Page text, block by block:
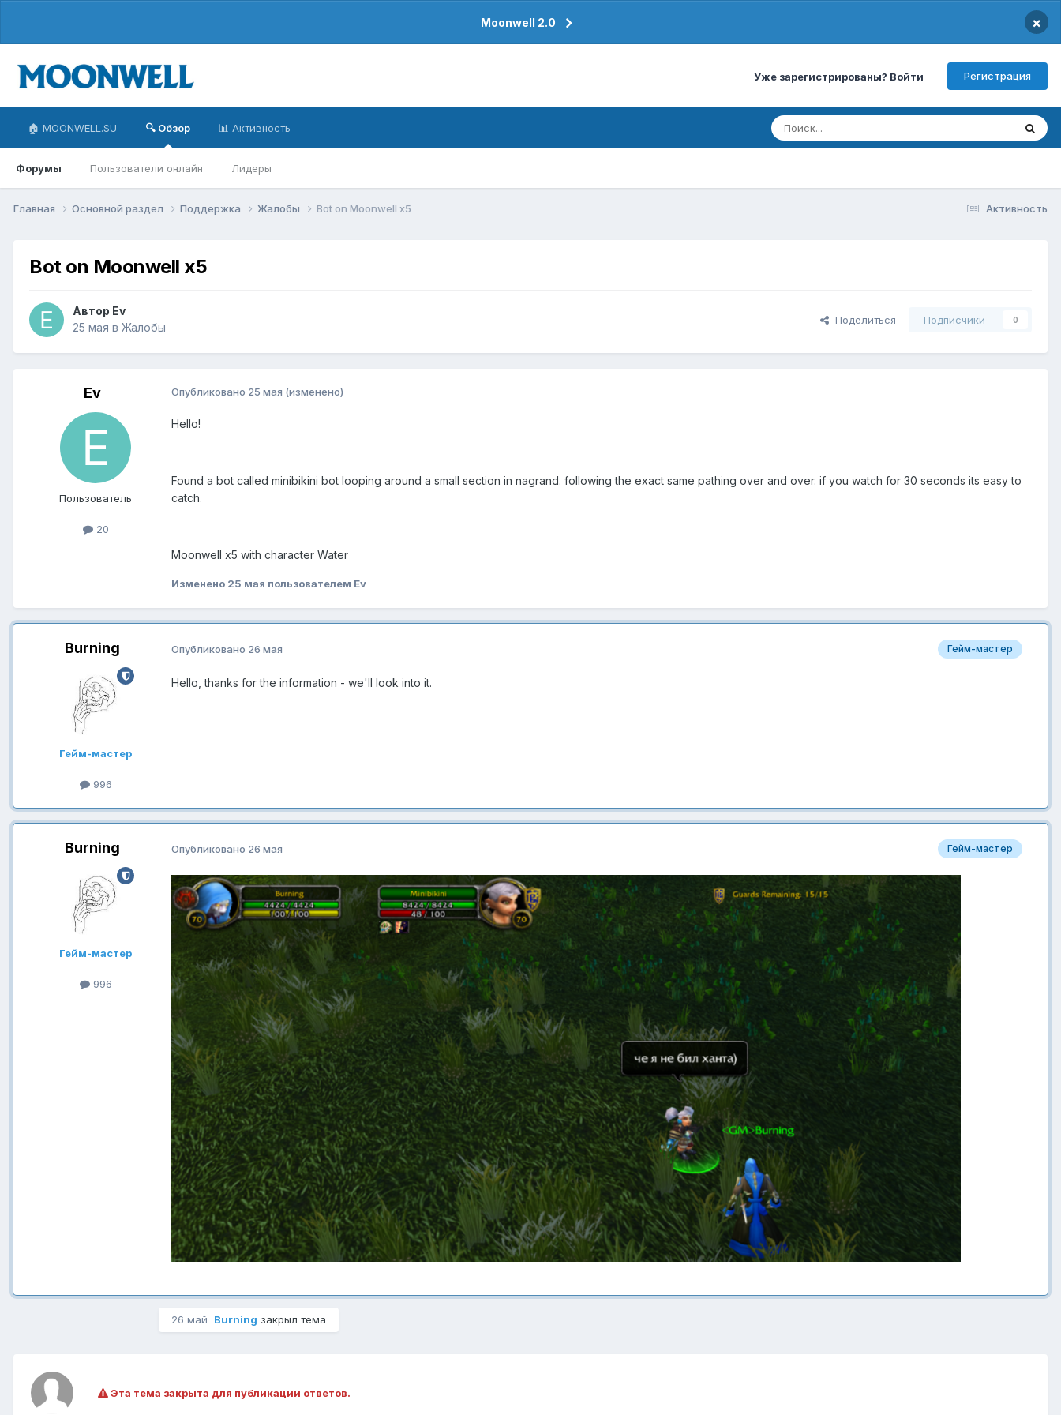
Moonwell 2.0 ×
Уже зарегистрированы? Войти Регистрация
🏠 MOONWELL.SU 🔍 Обзор
Форумы Пользователи онлайн Лидеры
📊 Активность
Активность
Главная Основной раздел Поддержка Жалобы Bot on Moonwell x5
Bot on Moonwell x5
Автор Ev
25 мая в Жалобы
Поделиться Подписчики 0
Ev
Пользователь
20
Опубликовано 25 мая (изменено)
Hello!
Found a bot called minibikini bot looping around a small section in nagrand. following the exact same pathing over and over. if you watch for 30 seconds its easy to
catch.
Moonwell x5 with character Water
Изменено 25 мая пользователем Ev
Burning
Гейм-мастер
996
Гейм-мастер
Опубликовано 26 мая
Hello, thanks for the information - we'll look into it.
Burning
Гейм-мастер
996
Гейм-мастер
Опубликовано 26 мая
26 май Burning закрыл тема
Эта тема закрыта для публикации ответов.